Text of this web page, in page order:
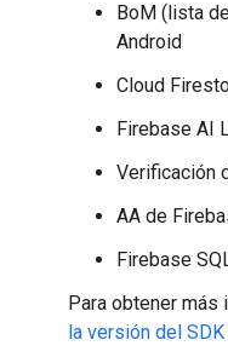
BoM (lista
Android
Cloud
Firebase AI
Verificación
AA de
Firebase
Para obtener más
la versión del